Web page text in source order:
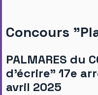
Concours
PALMARES du
d’écrire" 17e
avril 2025